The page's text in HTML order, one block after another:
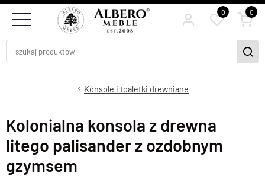
0 0
Konsole i toaletki drewniane
Kolonialna konsola z drewna
litego palisander z ozdobnym
gzymsem